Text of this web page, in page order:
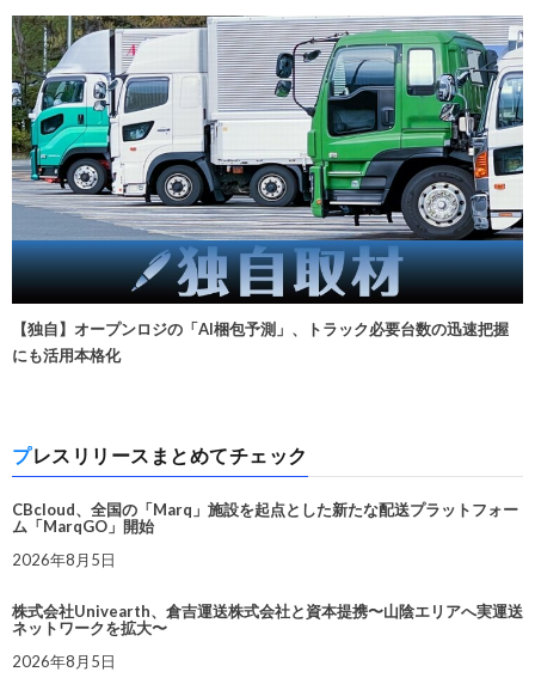
【独自】オープンロジの「AI梱包予測」、トラック必要台数の迅速把握
にも活用本格化
プレスリリースまとめてチェック
CBcloud、全国の「Marq」施設を起点とした新たな配送プラットフォー
ム「MarqGO」開始
2026年8月5日
株式会社Univearth、倉吉運送株式会社と資本提携〜山陰エリアへ実運送
ネットワークを拡大〜
2026年8月5日